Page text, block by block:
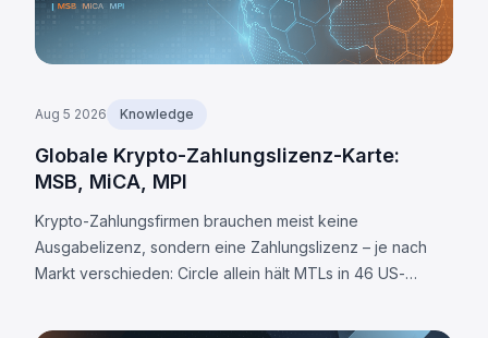
Aug 5 2026 Knowledge
Globale Krypto-Zahlungslizenz-Karte:
MSB, MiCA, MPI
Krypto-Zahlungsfirmen brauchen meist keine
Ausgabelizenz, sondern eine Zahlungslizenz – je nach
Markt verschieden: Circle allein hält MTLs in 46 US-